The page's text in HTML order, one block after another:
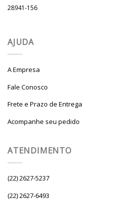
28941-156
AJUDA
A Empresa
Fale Conosco
Frete e Prazo de Entrega
Acompanhe seu pedido
ATENDIMENTO
(22) 2627-5237
(22) 2627-6493